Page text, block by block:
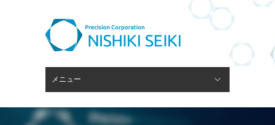
メニュー